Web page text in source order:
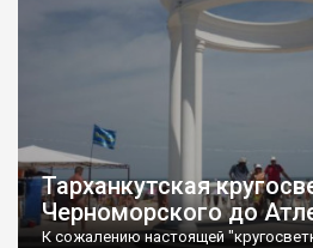
Тарханкутская
Черноморского до
К сожалению настоящей